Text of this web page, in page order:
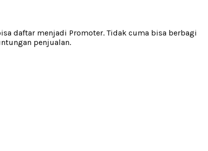
daftar menjadi Promoter. Tidak cuma bisa berbagi
penjualan.